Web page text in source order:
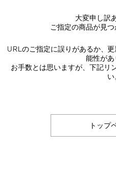
大変申し訳
ご指定の商品が見つ
URLのご指定に誤りがあるか、
能性があ
お手数とは思いますが、下記リ
い
トップ